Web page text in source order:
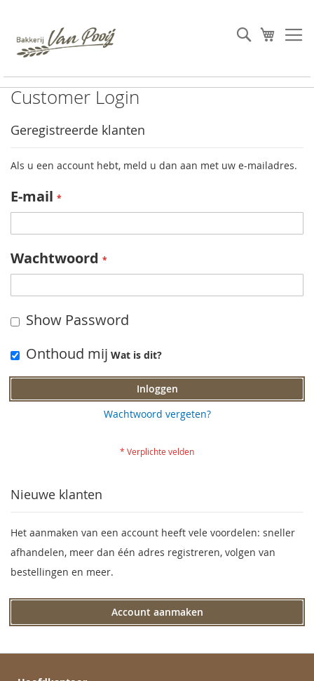
de
inhoud
Search
Customer Login
Geregistreerde klanten
Als u een account hebt, meld u dan aan met uw e-mailadres.
E-mail
Wachtwoord
Show Password
Onthoud mij Wat is dit?
Inloggen
Wachtwoord vergeten?
Nieuwe klanten
Het aanmaken van een account heeft vele voordelen: sneller
afhandelen, meer dan één adres registreren, volgen van
bestellingen en meer.
Account aanmaken